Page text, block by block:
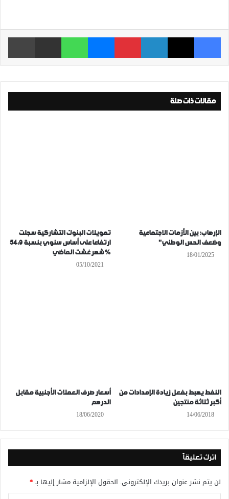
فيسبوك ‫X لينكدإن بينتيريست ماسنجر واتساب مشاركة عبر البريد
مقالات ذات صلة
الإرهاب: بين الأزمات الاجتماعية
وضعف الحس الوطني”
18/01/2025
تمويلات البنوك التشاركية سجلت
ارتفاعا على أساس سنوي بنسبة 54،9
% شهر غشت الماضي
05/10/2021
النفط يهبط بفعل زيادة الإمدادات من
أكبر ثلاثة منتجين
14/06/2018
أسعار صرف العملات الأجنبية مقابل
الدرهم
18/06/2020
اترك تعليقاً
لن يتم نشر عنوان بريدك الإلكتروني. الحقول الإلزامية مشار إليها بـ*